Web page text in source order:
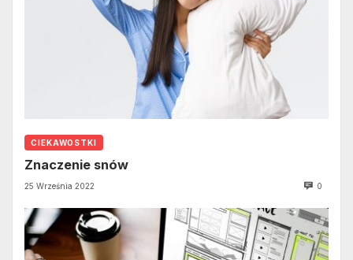
CIEKAWOSTKI
Znaczenie snów
25 Września 2022 0